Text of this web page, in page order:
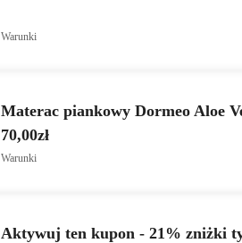
Warunki
Materac piankowy Dormeo Aloe
70,00zł
Warunki
Aktywuj ten kupon - 21% zniżki